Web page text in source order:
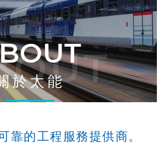
於太能
靠的工程服務提供商。